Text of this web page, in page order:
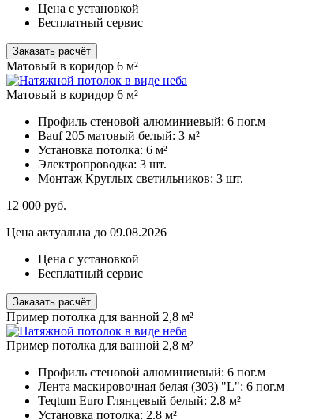
Цена с установкой
Бесплатный сервис
Заказать расчёт
Матовый в коридор 6 м²
Матовый в коридор 6 м²
Профиль стеновой алюминиевый: 6 пог.м
Bauf 205 матовый белый: 3 м²
Установка потолка: 6 м²
Электропроводка: 3 шт.
Монтаж Круглых светильников: 3 шт.
12 000 руб.
Цена актуальна до 09.08.2026
Цена с установкой
Бесплатный сервис
Заказать расчёт
Пример потолка для ванной 2,8 м²
Пример потолка для ванной 2,8 м²
Профиль стеновой алюминиевый: 6 пог.м
Лента маскировочная белая (303) "L": 6 пог.м
Teqtum Euro Глянцевый белый: 2.8 м²
Установка потолка: 2.8 м²